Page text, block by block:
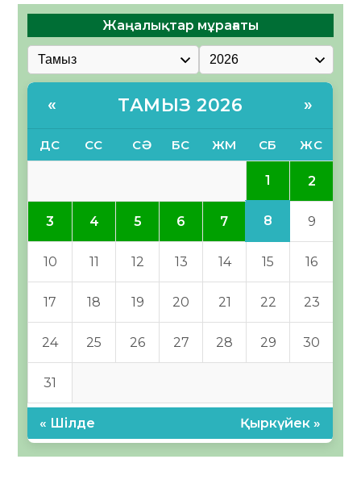
Жаңалықтар мұрағаты
« ТАМЫЗ 2026 »
ДС СС СӘ БС ЖМ СБ ЖС
1 2
3 4 5 6 7 8 9
10 11 12 13 14 15 16
17 18 19 20 21 22 23
24 25 26 27 28 29 30
31
« Шілде Қыркүйек »